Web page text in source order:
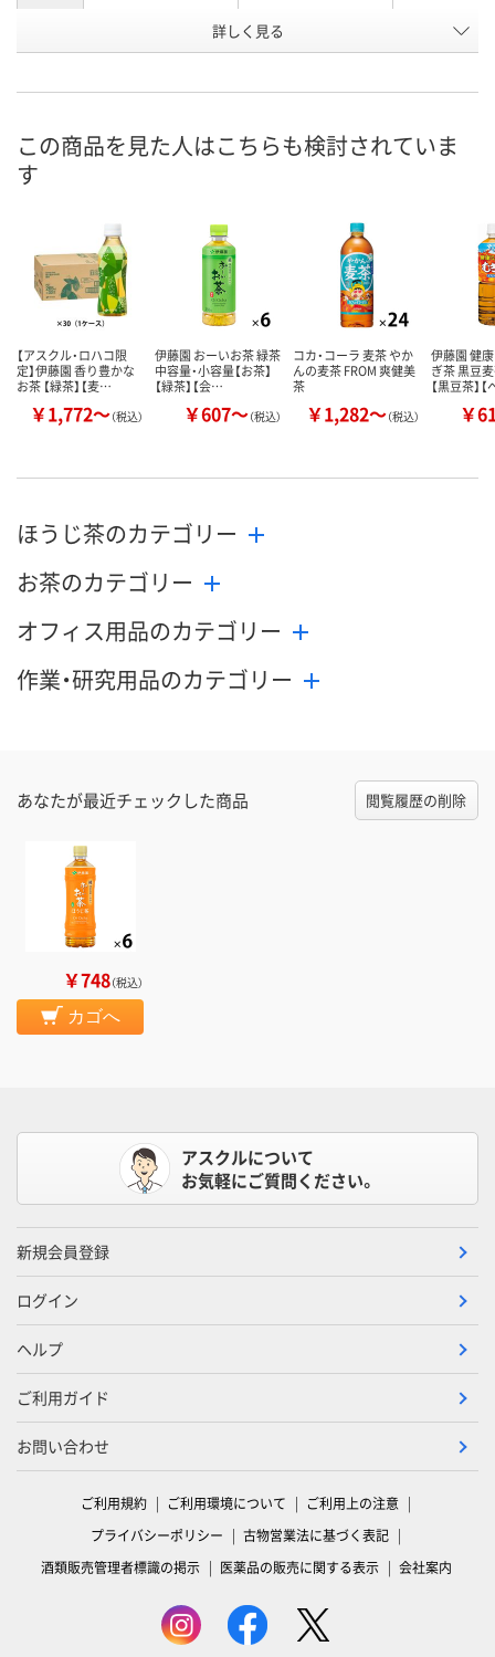
NN90007 2382001
8月9日（日）
カゴへ カ
詳しく見る
この商品を見た人はこちらも検討されていま
す
【アスクル・ロハコ限
定】伊藤園 香り豊かな
お茶 【緑茶】【麦…
￥1,772～（税込）
伊藤園 おーいお茶 緑茶
中容量・小容量【お茶】
【緑茶】【会…
￥607～（税込）
コカ・コーラ 麦茶 やか
んの麦茶 FROM 爽健美
茶
￥1,282～（税込）
伊藤園 健
ぎ茶 黒豆麦
【黒豆茶】
￥
ほうじ茶のカテゴリー
お茶のカテゴリー
オフィス用品のカテゴリー
作業・研究用品のカテゴリー
あなたが最近チェックした商品 閲覧履歴の削除
￥748（税込）
カゴへ
アスクルについて
お気軽にご質問ください。
新規会員登録
ログイン
ヘルプ
ご利用ガイド
お問い合わせ
ご利用規約 ご利用環境について
ご利用上の注意
プライバシーポリシー
古物営業法に基づく表記
酒類販売管理者標識の掲示
医薬品の販売に関する表示 会社案内